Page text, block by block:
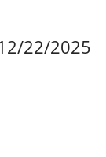
22/2025